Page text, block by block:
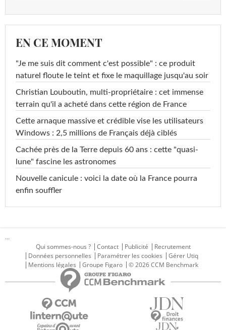
EN CE MOMENT
"Je me suis dit comment c'est possible" : ce produit
naturel floute le teint et fixe le maquillage jusqu'au soir
Christian Louboutin, multi-propriétaire : cet immense
terrain qu'il a acheté dans cette région de France
Cette arnaque massive et crédible vise les utilisateurs
Windows : 2,5 millions de Français déjà ciblés
Cachée près de la Terre depuis 60 ans : cette "quasi-
lune" fascine les astronomes
Nouvelle canicule : voici la date où la France pourra
enfin souffler
...
Qui sommes-nous ?
Contact Publicité
Recrutement
Données personnelles
Paramétrer les cookies
Gérer Utiq
Mentions légales
Groupe Figaro © 2026 CCM Benchmark